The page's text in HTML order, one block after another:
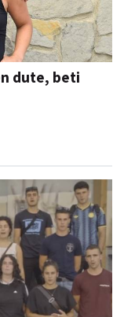
dute, beti